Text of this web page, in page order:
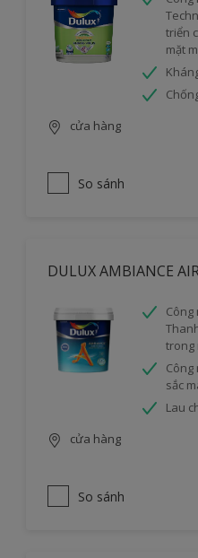
triển
mặt
cửa hàng
So sánh
DULUX AMBIANCE
Công
trong
Công
sắc
Lau
cửa hàng
So sánh